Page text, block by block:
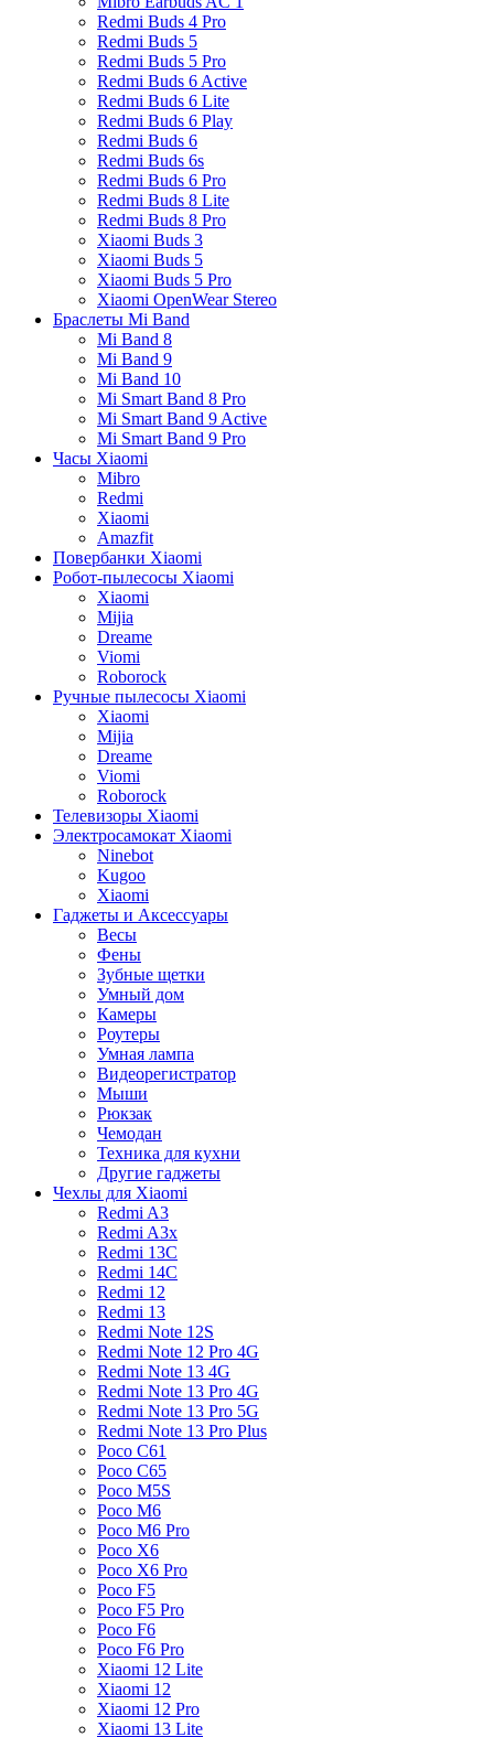
Redmi Buds 4 Pro
Redmi Buds 5
Redmi Buds 5 Pro
Redmi Buds 6 Active
Redmi Buds 6 Lite
Redmi Buds 6 Play
Redmi Buds 6
Redmi Buds 6s
Redmi Buds 6 Pro
Redmi Buds 8 Lite
Redmi Buds 8 Pro
Xiaomi Buds 3
Xiaomi Buds 5
Xiaomi Buds 5 Pro
Xiaomi OpenWear Stereo
Браслеты Mi Band
Mi Band 8
Mi Band 9
Mi Band 10
Mi Smart Band 8 Pro
Mi Smart Band 9 Active
Mi Smart Band 9 Pro
Часы Xiaomi
Mibro
Redmi
Xiaomi
Amazfit
Повербанки Xiaomi
Робот-пылесосы Xiaomi
Xiaomi
Mijia
Dreame
Viomi
Roborock
Ручные пылесосы Xiaomi
Xiaomi
Mijia
Dreame
Viomi
Roborock
Телевизоры Xiaomi
Электросамокат Xiaomi
Ninebot
Kugoo
Xiaomi
Гаджеты и Аксессуары
Весы
Фены
Зубные щетки
Умный дом
Камеры
Роутеры
Умная лампа
Видеорегистратор
Мыши
Рюкзак
Чемодан
Техника для кухни
Другие гаджеты
Чехлы для Xiaomi
Redmi A3
Redmi A3x
Redmi 13C
Redmi 14C
Redmi 12
Redmi 13
Redmi Note 12S
Redmi Note 12 Pro 4G
Redmi Note 13 4G
Redmi Note 13 Pro 4G
Redmi Note 13 Pro 5G
Redmi Note 13 Pro Plus
Poco C61
Poco C65
Poco M5S
Poco M6
Poco M6 Pro
Poco X6
Poco X6 Pro
Poco F5
Poco F5 Pro
Poco F6
Poco F6 Pro
Xiaomi 12 Lite
Xiaomi 12
Xiaomi 12 Pro
Xiaomi 13 Lite